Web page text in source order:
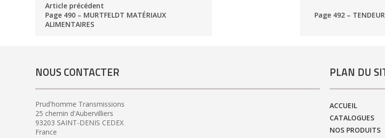
Article précédent
Page 490 – MURTFELDT MATÉRIAUX
ALIMENTAIRES
Page 492 –
NOUS CONTACTER
Prud'homme Transmissions
25 chemin d'Aubervilliers
93203 SAINT-DENIS CEDEX
France
PLAN DU
ACCUEIL
CATALOGUES
NOS PRODUITS